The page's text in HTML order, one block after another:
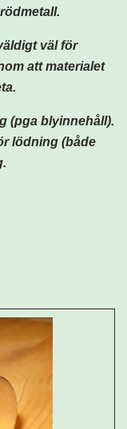
väl för
att materialet
(pga blyinnehåll).
lödning (både